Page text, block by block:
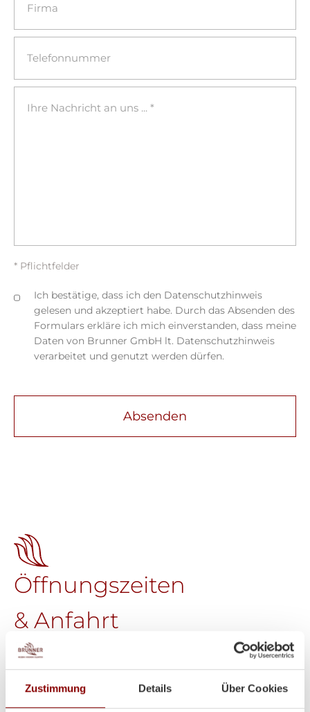
Zustimmung Details Über Cookies
* Pflichtfelder
Ich bestätige, dass ich den Datenschutzhinweis
gelesen und akzeptiert habe. Durch das Absenden des
Formulars erkläre ich mich einverstanden, dass meine
Daten von Brunner GmbH lt. Datenschutzhinweis
verarbeitet und genutzt werden dürfen.
Absenden
Öffnungszeiten
& Anfahrt
Brunner GmbH